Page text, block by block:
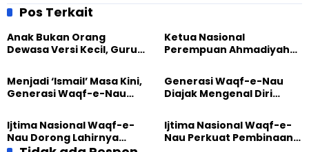
Masyarakat Momen Hari
Pos Terkait
Anak Bukan Orang
Dewasa Versi Kecil, Guru
Pendidikan BERLIAN
Ketua Nasional
Perempuan Ahmadiyah
Besar Universitas
Terbuka
Menjadi ‘Ismail’ Masa Kini,
Generasi Waqf-e-Nau
Pengabdian
Generasi Waqf-e-Nau
Diajak Mengenal Diri
Dunia
Ijtima Nasional Waqf-e-
Nau Dorong Lahirnya
Ijtima Nasional Waqf-e-
Nau Perkuat Pembinaan